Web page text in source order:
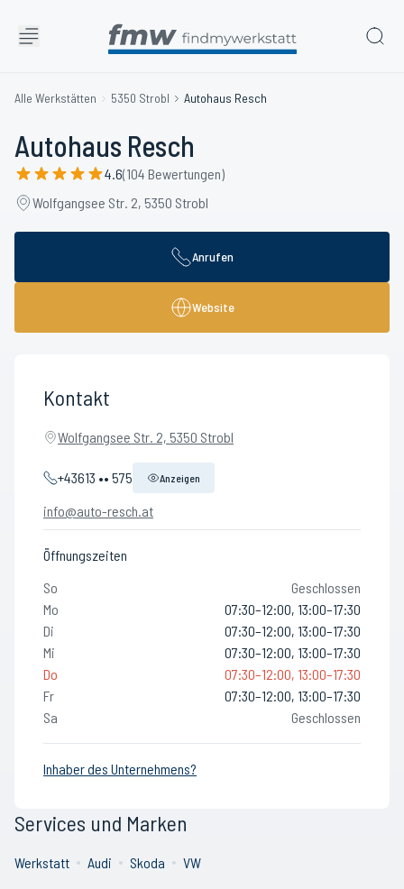
Alle Werkstätten 5350 Strobl Autohaus Resch
Autohaus Resch
4.6(104 Bewertungen)
Wolfgangsee Str. 2, 5350 Strobl
Anrufen
Website
Kontakt
Wolfgangsee Str. 2, 5350 Strobl
+43613 •• 575 Anzeigen
info@auto-resch.at
Öffnungszeiten
So
Geschlossen
Mo
07:30–12:00, 13:00–17:30
Di
07:30–12:00, 13:00–17:30
Mi
07:30–12:00, 13:00–17:30
Do
07:30–12:00, 13:00–17:30
Fr
07:30–12:00, 13:00–17:30
Sa
Geschlossen
Inhaber des Unternehmens?
Services und Marken
Werkstatt Audi Skoda VW